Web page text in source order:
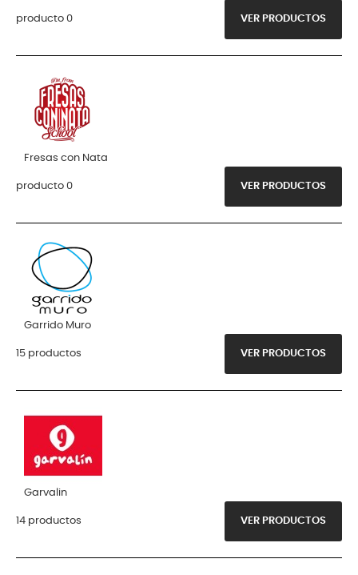
producto 0 VER PRODUCTOS
Fresas con Nata
producto 0 VER PRODUCTOS
Garrido Muro
15 productos VER PRODUCTOS
Garvalin
14 productos VER PRODUCTOS